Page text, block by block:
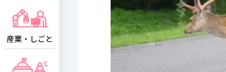
産業・しごと